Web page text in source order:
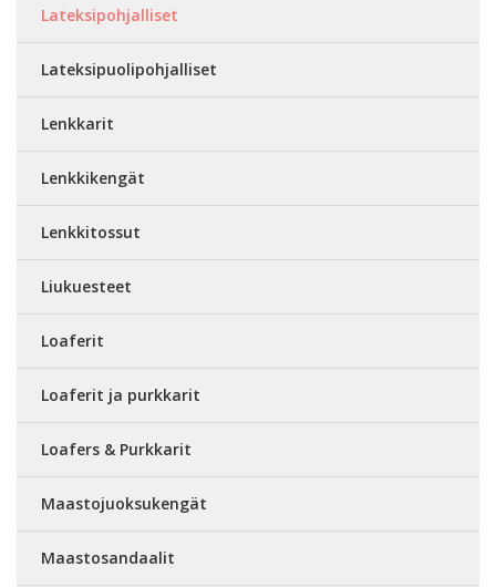
Lateksipohjalliset
Lateksipuolipohjalliset
Lenkkarit
Lenkkikengät
Lenkkitossut
Liukuesteet
Loaferit
Loaferit ja purkkarit
Loafers & Purkkarit
Maastojuoksukengät
Maastosandaalit